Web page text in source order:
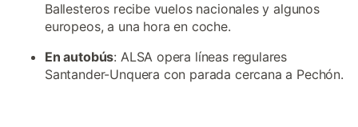
Ballesteros recibe vuelos nacionales y algunos
europeos, a una hora en coche.
En autobús: ALSA opera líneas regulares
Santander-Unquera con parada cercana a Pechón.